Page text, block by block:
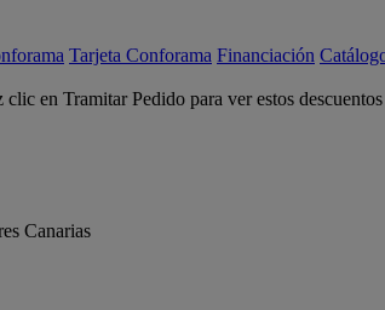
Tarjeta Conforama Financiación
en Tramitar Pedido para ver estos
Canarias